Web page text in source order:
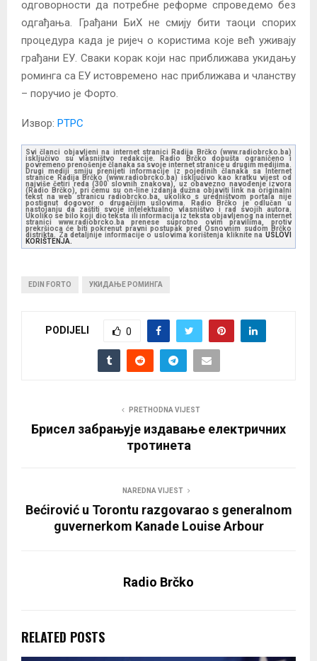
одговорности да потребне реформе спроведемо без
одгађања. Грађани БиХ не смију бити таоци спорих
процедура када је ријеч о користима које већ уживају
грађани ЕУ. Сваки корак који нас приближава укидању
роминга са ЕУ истовремено нас приближава и чланству
– поручио је Форто.
Извор: РТРС
Svi članci objavljeni na internet stranici Radija Brčko (www.radiobrcko.ba)
isključivo su vlasništvo redakcije. Radio Brčko dopušta ograničeno i
povremeno prenošenje članaka sa svoje internet stranice u drugim medijima.
Drugi mediji smiju prenijeti informacije iz pojedinih članaka sa Internet
stranice Radija Brčko (www.radiobrcko.ba) isključivo kao kratku vijest od
najviše četiri reda (300 slovnih znakova), uz obavezno navođenje izvora
(Radio Brčko), pri čemu su on-line izdanja dužna objaviti link na originalni
tekst na web stranicu radiobrcko.ba, ukoliko s uredništvom portala nije
postignut dogovor o drugačijim uslovima. Radio Brčko je odlučan u
nastojanju da zaštiti svoje intelektualno vlasništvo i rad svojih autora.
Ukoliko se bilo koji dio teksta ili informacija iz teksta objavljenog na internet
stranici www.radiobrcko.ba prenese suprotno ovim pravilima, protiv
prekršioca će biti pokrenut pravni postupak pred Osnovnim sudom Brčko
distrikta. Za detaljnije informacije o uslovima korištenja kliknite na USLOVI
KORIŠTENJA.
EDIN FORTO УКИДАЊЕ РОМИНГА
PODIJELI 0
PRETHODNA VIJEST
Брисел забрањује издавање електричних
тротинета
NAREDNA VIJEST
Bećirović u Torontu razgovarao s generalnom
guvernerkom Kanade Louise Arbour
Radio Brčko
RELATED POSTS